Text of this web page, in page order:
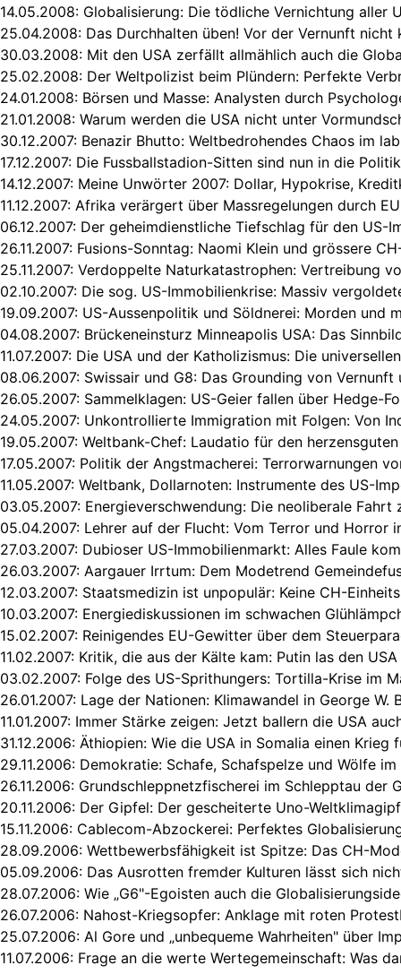
14.05.2008: Globalisierung: Die tödliche Vernichtung aller
25.04.2008: Das Durchhalten üben! Vor der Vernunft nicht
30.03.2008: Mit den USA zerfällt allmählich auch die
25.02.2008: Der Weltpolizist beim Plündern: Perfekte
24.01.2008: Börsen und Masse: Analysten durch
21.01.2008: Warum werden die USA nicht unter
30.12.2007: Benazir Bhutto: Weltbedrohendes Chaos im
17.12.2007: Die Fussballstadion-Sitten sind nun in die
14.12.2007: Meine Unwörter 2007: Dollar, Hypokrise,
11.12.2007: Afrika verärgert über Massregelungen durch
06.12.2007: Der geheimdienstliche Tiefschlag für den US-
26.11.2007: Fusions-Sonntag: Naomi Klein und grössere
25.11.2007: Verdoppelte Naturkatastrophen: Vertreibung
02.10.2007: Die sog. US-Immobilienkrise: Massiv
19.09.2007: US-Aussenpolitik und Söldnerei: Morden und
04.08.2007: Brückeneinsturz Minneapolis USA: Das
11.07.2007: Die USA und der Katholizismus: Die
08.06.2007: Swissair und G8: Das Grounding von Vernunft
26.05.2007: Sammelklagen: US-Geier fallen über Hedge-
24.05.2007: Unkontrollierte Immigration mit Folgen: Von
19.05.2007: Weltbank-Chef: Laudatio für den
17.05.2007: Politik der Angstmacherei: Terrorwarnungen
11.05.2007: Weltbank, Dollarnoten: Instrumente des US-
03.05.2007: Energieverschwendung: Die neoliberale Fahrt
05.04.2007: Lehrer auf der Flucht: Vom Terror und Horror
27.03.2007: Dubioser US-Immobilienmarkt: Alles Faule
26.03.2007: Aargauer Irrtum: Dem Modetrend
12.03.2007: Staatsmedizin ist unpopulär: Keine CH-
10.03.2007: Energiediskussionen im schwachen
15.02.2007: Reinigendes EU-Gewitter über dem
11.02.2007: Kritik, die aus der Kälte kam: Putin las den
03.02.2007: Folge des US-Sprithungers: Tortilla-Krise im
26.01.2007: Lage der Nationen: Klimawandel in George W.
11.01.2007: Immer Stärke zeigen: Jetzt ballern die USA
31.12.2006: Äthiopien: Wie die USA in Somalia einen Krieg
29.11.2006: Demokratie: Schafe, Schafspelze und Wölfe
26.11.2006: Grundschleppnetzfischerei im Schlepptau der
20.11.2006: Der Gipfel: Der gescheiterte Uno-
15.11.2006: Cablecom-Abzockerei: Perfektes
28.09.2006: Wettbewerbsfähigkeit ist Spitze: Das CH-
05.09.2006: Das Ausrotten fremder Kulturen lässt sich
28.07.2006: Wie „G6"-Egoisten auch die
26.07.2006: Nahost-Kriegsopfer: Anklage mit roten
25.07.2006: Al Gore und „unbequeme Wahrheiten" über
11.07.2006: Frage an die werte Wertegemeinschaft: Was